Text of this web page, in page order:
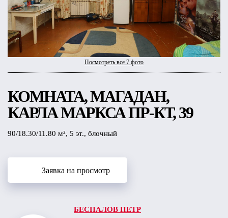
Посмотреть все 7 фото
КОМНАТА, МАГАДАН,
КАРЛА МАРКСА ПР-КТ, 39
90/18.30/11.80 м², 5 эт., блочный
Заявка на просмотр
БЕСПАЛОВ ПЕТР